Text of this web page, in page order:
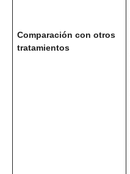
Comparación con otros
tratamientos